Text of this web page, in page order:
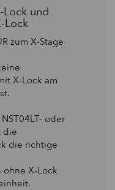
und
Lock
zum X-Stage
X-Lock am
oder
die
die richtige
ohne X-Lock